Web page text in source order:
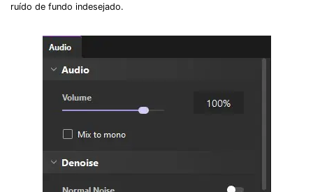
ruído de fundo indesejado.